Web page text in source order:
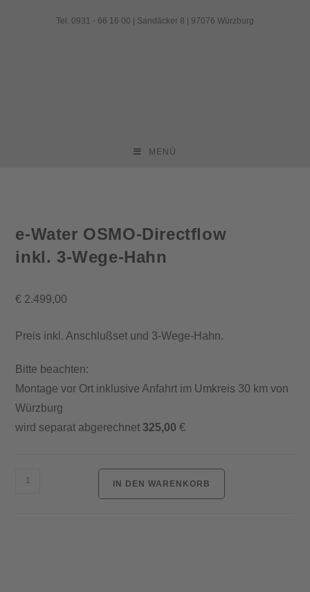
Tel. 0931 - 66 16 00 | Sandäcker 8 | 97076 Würzburg
MENÜ
e-Water OSMO-Directflow
inkl. 3-Wege-Hahn
€ 2.499,00
Preis inkl. Anschlußset und 3-Wege-Hahn.
Bitte beachten:
Montage vor Ort inklusive Anfahrt im Umkreis 30 km von
Würzburg
wird separat abgerechnet325,00 €
IN DEN WARENKORB